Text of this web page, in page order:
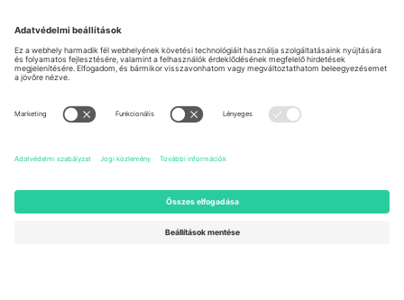
Germany
Unter den Linden 24, 10117
Berlin, Germany
United Kingdom
167 City Road, London, Greater
Newark, Delaware 19713, United
States
Engelberg, Switzerland